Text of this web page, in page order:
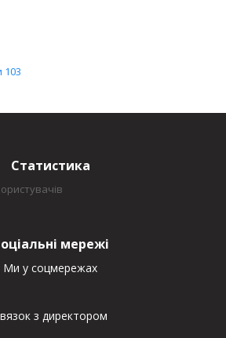
103
Статистика
мережі
Ми у соцмережах
з директором